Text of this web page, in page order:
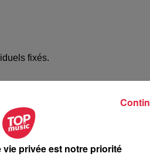
fixés.
également en agence clientèle
monter en compétences sur le
toute la journée afin d’assurer
vie privée est notre priorité